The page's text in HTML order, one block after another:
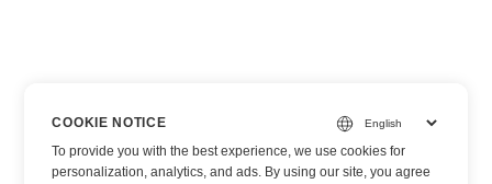
COOKIE NOTICE
To provide you with the best experience, we use cookies for
personalization, analytics, and ads. By using our site, you agree